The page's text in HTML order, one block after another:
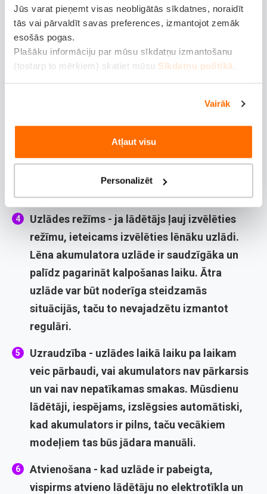
Jūs varat pieņemt visas neobligātās sīkdatnes, noraidīt
tās vai pārvaldīt savas preferences, izmantojot zemāk
esošās pogas.
Plašāku informāciju par mūsu sīkdatņu izmantošanu
(tostarp to mērķiem) skatiet mūsu Sīkdatņu politikā
Vairāk
Atļaut visu
Personalizēt
ziemai, uzsver, ka aukstums ir viens no
galvenajiem iemesliem, kāpēc akumulators
izlādējas. Perfektā gadījumā ziemā būtu auto
turēt siltākā vietā, bet tas visiem diemžēl nav
- vispirms pievieno
sarkano pie plusa pola, negatīvo melno pie
mīnusa. Tikai pēc tam pieslēdz lādētāju
elektrībai. Pārliecinies ka savienojumi ir
Uzlādes režīms - ja lādētājs ļauj izvēlēties
režīmu, ieteicams izvēlēties lēnāku uzlādi.
Lēna akumulatora uzlāde ir saudzīgāka un
palīdz pagarināt kalpošanas laiku. Ātra
uzlāde var būt noderīga steidzamās
situācijās, taču to nevajadzētu izmantot
regulāri.
Uzraudzība - uzlādes laikā laiku pa laikam
veic pārbaudi, vai akumulators nav pārkarsis
un vai nav nepatīkamas smakas. Mūsdienu
lādētāji, iespējams, izslēgsies automātiski,
kad akumulators ir pilns, taču vecākiem
modeļiem tas būs jādara manuāli.
Atvienošana - kad uzlāde ir pabeigta,
vispirms atvieno lādētāju no elektrotīkla un